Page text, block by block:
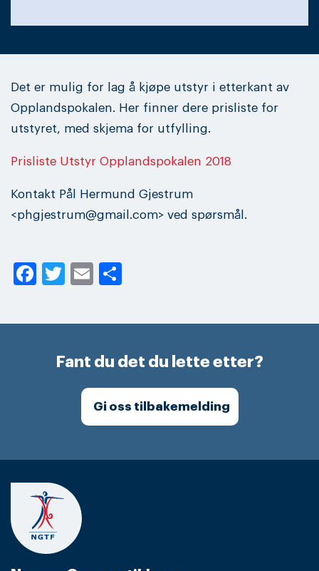
Det er mulig for lag å kjøpe utstyr i etterkant av
Opplandspokalen. Her finner dere prisliste for
utstyret, med skjema for utfylling.
Prisliste Utstyr Opplandspokalen 2018
Kontakt Pål Hermund Gjestrum
<phgjestrum@gmail.com> ved spørsmål.
Facebook
Twitter
Email
Fant du det du lette etter?
Gi oss tilbakemelding